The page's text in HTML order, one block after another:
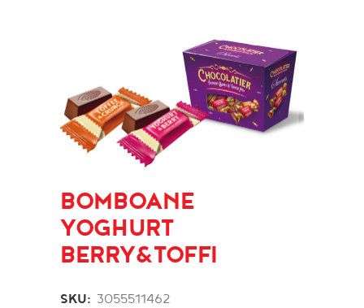
BOMBOANE
YOGHURT
BERRY&TOFFI
SKU: 3055511462